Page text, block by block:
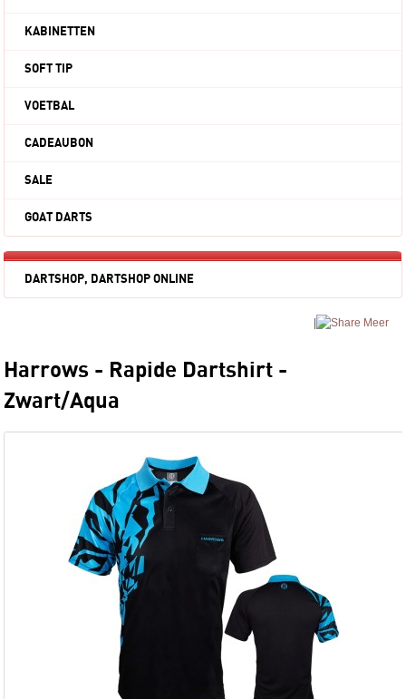
KABINETTEN
SOFT TIP
VOETBAL
CADEAUBON
SALE
GOAT DARTS
DARTSHOP, DARTSHOP ONLINE
Meer
Harrows - Rapide Dartshirt -
Zwart/Aqua